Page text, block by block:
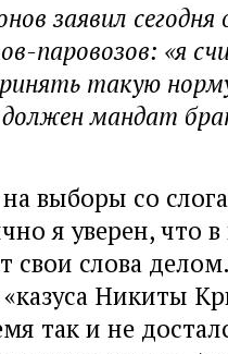
заявил
паровозов: «я
такую
мандат
выборы со
я уверен, что
свои слова
Никиты
так и не